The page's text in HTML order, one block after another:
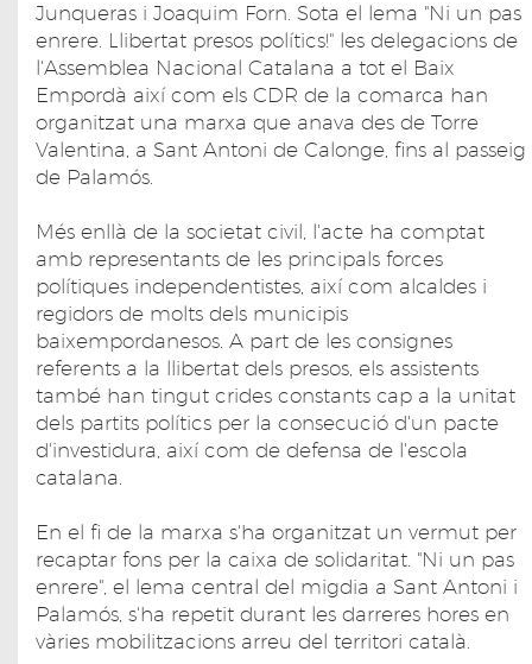
Junqueras i Joaquim Forn. Sota el lema "Ni un pas
enrere. Llibertat presos polítics!" les delegacions de
l'Assemblea Nacional Catalana a tot el Baix
Empordà així com els CDR de la comarca han
organitzat una marxa que anava des de Torre
Valentina, a Sant Antoni de Calonge, fins al passeig
de Palamós.
Més enllà de la societat civil, l'acte ha comptat
amb representants de les principals forces
polítiques independentistes, així com alcaldes i
regidors de molts dels municipis
baixempordanesos. A part de les consignes
referents a la llibertat dels presos, els assistents
també han tingut crides constants cap a la unitat
dels partits polítics per la consecució d'un pacte
d'investidura, així com de defensa de l'escola
catalana.
En el fi de la marxa s'ha organitzat un vermut per
recaptar fons per la caixa de solidaritat. "Ni un pas
enrere", el lema central del migdia a Sant Antoni i
Palamós, s'ha repetit durant les darreres hores en
vàries mobilitzacions arreu del territori català.